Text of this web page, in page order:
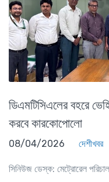
ডিএমটিসিএলের বহরে
করবে কারকোপোলো
08/04/2026 দেশীখবর
সিনিউজ ডেস্ক: মেট্রোরেল